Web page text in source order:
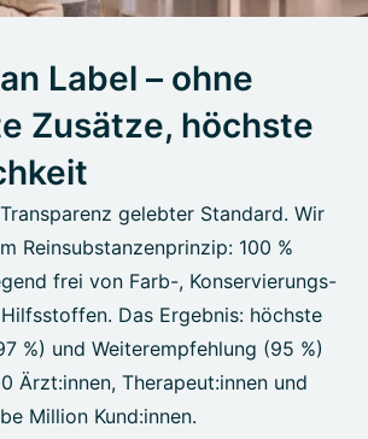
Label – ohne
Zusätze, höchste
gelebter Standard. Wir
Reinsubstanzenprinzip: 100 %
frei von Farb-, Konservierungs-
Das Ergebnis: höchste
%) und Weiterempfehlung (95 %)
Ärzt:innen, Therapeut:innen und
Million Kund:innen.